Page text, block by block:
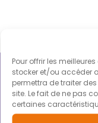
Pour offrir les
stocker et/ou accéder
permettra de traiter
site. Le fait de ne pas
certaines